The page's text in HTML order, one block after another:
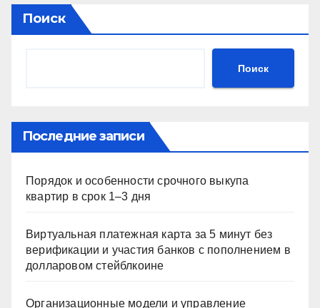
gr
a
A kl
ki
в
ть
Поиск
Поиск
Последние записи
Порядок и особенности срочного выкупа
квартир в срок 1–3 дня
Виртуальная платежная карта за 5 минут без
верификации и участия банков с пополнением в
долларовом стейблкоине
Организационные модели и управление